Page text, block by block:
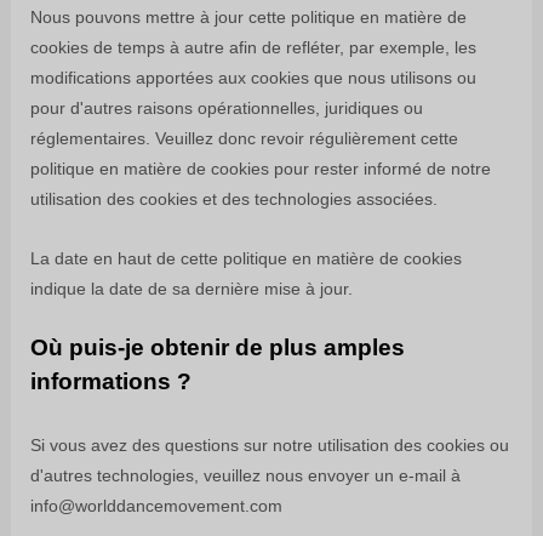
Nous pouvons mettre à jourcette politique en matière de
cookies de temps à autre afin de refléter, par exemple, les
modifications apportées aux cookies que nous utilisons ou
pour d'autres raisons opérationnelles, juridiques ou
réglementaires. Veuillez donc revoir régulièrement cette
politique en matière de cookies pour rester informé de notre
utilisation des cookies et des technologies associées.
La date en haut de cette politique en matière de cookies
indique la date de sa dernière mise à jour.
Où puis-je obtenir de plus amples
informations ?
Si vous avez des questions sur notre utilisation des cookies ou
d'autres technologies, veuillez nous envoyer un e-mail à
info@worlddancemovement.com